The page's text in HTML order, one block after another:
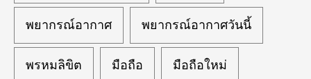
พยากรณ์อากาศ พยากรณ์อากาศวันนี้
พรหมลิขิต มือถือ มือถือใหม่